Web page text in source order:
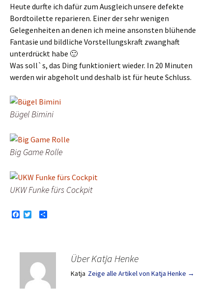
Heute durfte ich dafür zum Ausgleich unsere defekte
Bordtoilette reparieren. Einer der sehr wenigen
Gelegenheiten an denen ich meine ansonsten blühende
Fantasie und bildliche Vorstellungskraft zwanghaft
unterdrückt habe 🙂
Was soll`s, das Ding funktioniert wieder. In 20 Minuten
werden wir abgeholt und deshalb ist für heute Schluss.
Bügel Bimini
Big Game Rolle
UKW Funke fürs Cockpit
o
e
r
n
Über Katja Henke
Katja Zeige alle Artikel von Katja Henke →